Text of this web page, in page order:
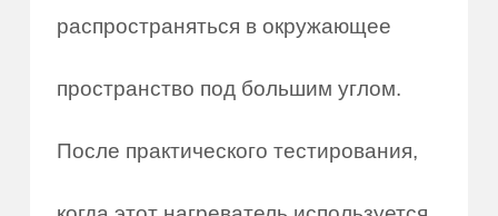
распространяться в окружающее
пространство под большим углом.
После практического тестирования,